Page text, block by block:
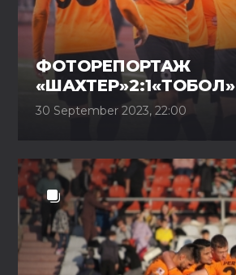
ФОТОРЕПОРТАЖ
«ШАХТЕР»2:1«ТОБОЛ»
30 September 2023, 22:00